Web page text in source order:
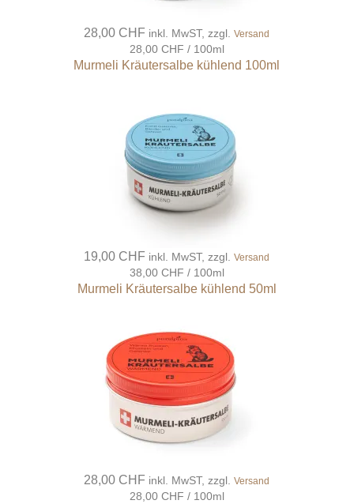
28,00 CHF inkl. MwST, zzgl.Versand
28,00 CHF / 100ml
Murmeli Kräutersalbe kühlend 100ml
19,00 CHF inkl. MwST, zzgl.Versand
38,00 CHF / 100ml
Murmeli Kräutersalbe kühlend 50ml
28,00 CHF inkl. MwST, zzgl.Versand
28,00 CHF / 100ml